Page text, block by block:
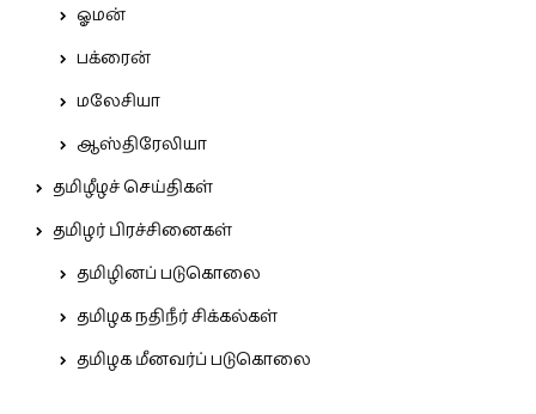
ஓமன்
பக்ரைன்
மலேசியா
ஆஸ்திரேலியா
தமிழீழச் செய்திகள்
தமிழர் பிரச்சினைகள்
தமிழினப் படுகொலை
தமிழக நதிநீர் சிக்கல்கள்
தமிழக மீனவர்ப் படுகொலை